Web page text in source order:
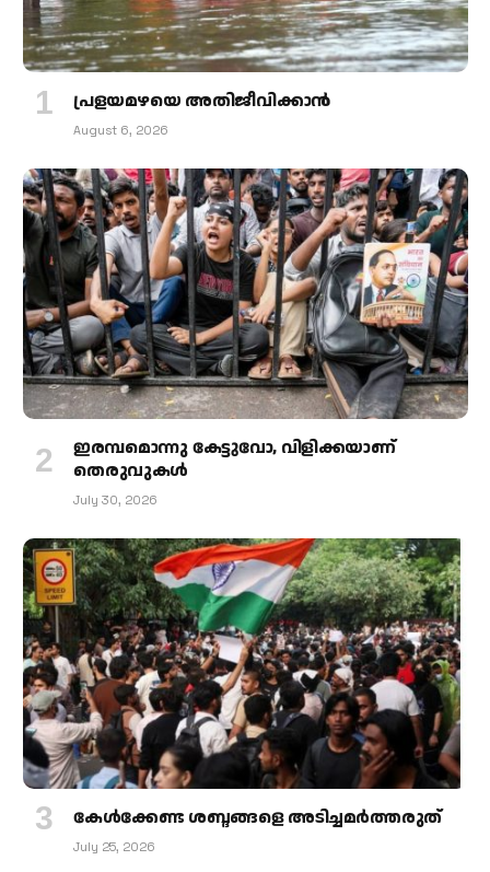
പ്രളയമഴയെ അതിജീവിക്കാന്‍
August 6, 2026
ഇരമ്പമൊന്നു കേട്ടുവോ, വിളിക്കയാണ്
തെരുവുകള്‍
July 30, 2026
കേള്‍ക്കേണ്ട ശബ്ദങ്ങളെ അടിച്ചമര്‍ത്തരുത്
July 25, 2026